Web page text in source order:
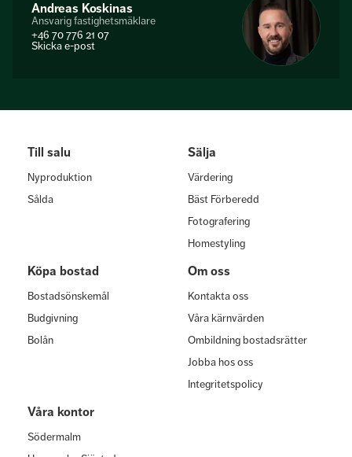
Andreas Koskinas
Ansvarig fastighetsmäklare
+46 70 776 21 07
Skicka e-post
Till salu
Nyproduktion
Sålda
Sälja
Värdering
Bäst Förberedd
Fotografering
Homestyling
Köpa bostad
Bostadsönskemål
Budgivning
Bolån
Om oss
Kontakta oss
Våra kärnvärden
Ombildning bostadsrätter
Jobba hos oss
Integritetspolicy
Våra kontor
Södermalm